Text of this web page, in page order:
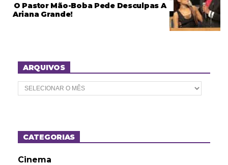
O Pastor Mão-Boba Pede Desculpas A
Ariana Grande!
ARQUIVOS
A
r
o
sCATEGORIAS
Cinema